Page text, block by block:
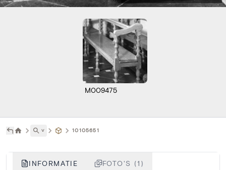
M009475
˅ 10105651
INFORMATIE FOTO'S (1)